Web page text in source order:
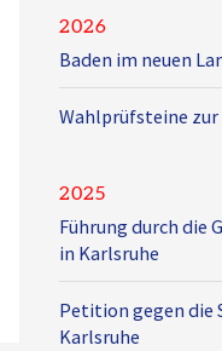
2026
Baden im neuen
Wahlprüfsteine
2025
Führung durch die
in Karlsruhe
Petition gegen die
Karlsruhe